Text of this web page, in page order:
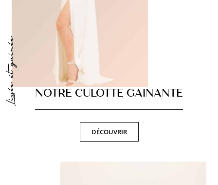
NOTRE CULOTTE GAINANTE
DÉCOUVRIR
Lissèe et gainèe